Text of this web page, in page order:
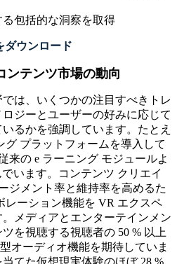
る包括的な洞察を取得
ダウンロード
ンテンツ市場の動向
は、いくつかの注目すべきトレ
ジーとユーザーの好みに応じて
るかを強調しています。たとえ
グ プラットフォームを導入して
来の e ラーニング モジュールよ
います。コンテンツ クリエイ
ジメント率と維持率を高めるた
レーション機能を VR エクスペ
メディアとエンターテインメン
を視聴する視聴者の 50 % 以上
オーディオ機能を期待していま